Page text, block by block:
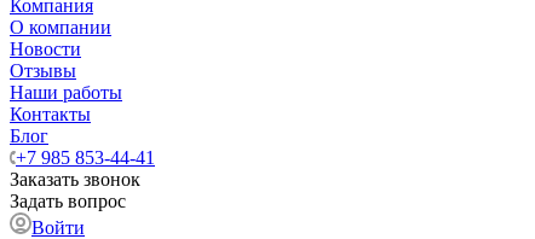
Компания
О компании
Новости
Отзывы
Наши работы
Контакты
Блог
+7 985 853-44-41
Заказать звонок
Задать вопрос
Войти